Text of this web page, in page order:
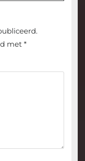
met *